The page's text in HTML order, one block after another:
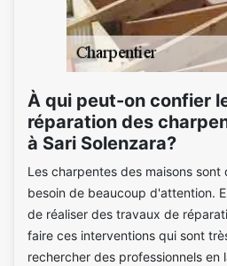
À qui peut-on confier
réparation des
à Sari Solenzara?
Les charpentes des maisons
besoin de beaucoup d'attention.
de réaliser des travaux de
faire ces interventions qui sont
rechercher des professionnels en